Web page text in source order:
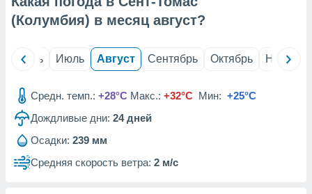
из
данных
(Колумбия) в месяц август?
Июнь Июль Август Сентябрь Октябрь Ноябрь
Средн. темп.: +28°C Макс.: +32°C Мин: +25°C
Дождливые дни: 24дней
Осадки: 239 мм
Средняя скорость ветра: 2 м/с